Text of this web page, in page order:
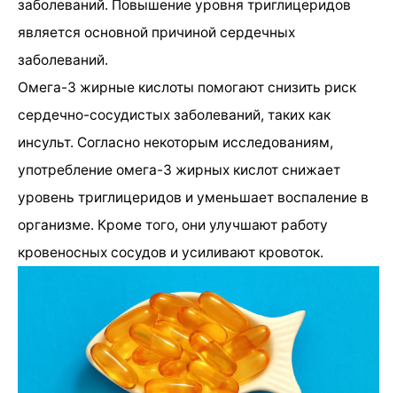
заболеваний. Повышение уровня триглицеридов
является основной причиной сердечных
заболеваний.
Омега-3 жирные кислоты помогают снизить риск
сердечно-сосудистых заболеваний, таких как
инсульт. Согласно некоторым исследованиям,
употребление омега-3 жирных кислот снижает
уровень триглицеридов и уменьшает воспаление в
организме. Кроме того, они улучшают работу
кровеносных сосудов и усиливают кровоток.